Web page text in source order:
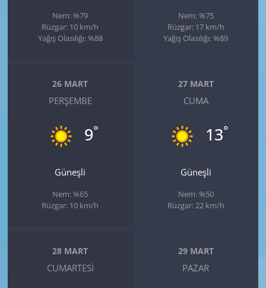
Nem: %79
Rüzgar: 10 km/h
Yağış Olasılığı: %88
Nem: %75
Rüzgar: 17 km/h
Yağış Olasılığı: %89
26 MART
PERŞEMBE
9°
Güneşli
Nem: %65
Rüzgar: 10 km/h
27 MART
CUMA
13°
Güneşli
Nem: %50
Rüzgar: 22 km/h
28 MART
CUMARTESI
29 MART
PAZAR